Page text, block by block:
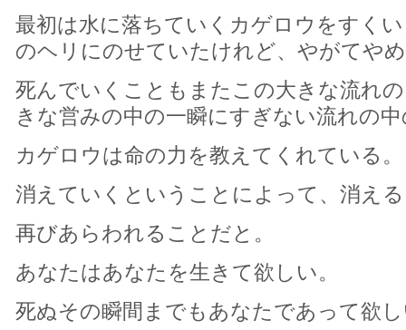
最初は水に落ちていくカゲロウをすく
のヘリにのせていたけれど、やがてや
死んでいくこともまたこの大きな流れ
きな営みの中の一瞬にすぎない流れの
カゲロウは命の力を教えてくれている。
消えていくということによって、消え
再びあらわれることだと。
あなたはあなたを生きて欲しい。
死ぬその瞬間までもあなたであって欲